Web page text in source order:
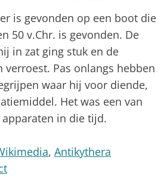
is gevonden op een boot die
50 v.Chr. is gevonden. De
in zat ging stuk en de
verroest. Pas onlangs hebben
waar hij voor diende,
Het was een van
in die tijd.
, Antikythera